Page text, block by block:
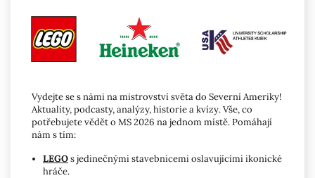
Vydejte se s námi na mistrovství světa do Severní Ameriky!
Aktuality, podcasty, analýzy, historie a kvízy. Vše, co
potřebujete vědět o MS 2026 na jednom místě. Pomáhají
nám s tím:
LEGOs jedinečnými stavebnicemi oslavujícími ikonické
hráče.